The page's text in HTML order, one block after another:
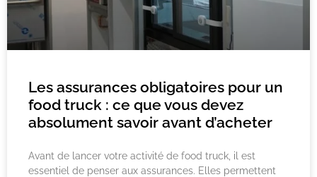
Les assurances obligatoires pour un
food truck : ce que vous devez
absolument savoir avant d’acheter
Avant de lancer votre activité de food truck, il est
essentiel de penser aux assurances. Elles permettent